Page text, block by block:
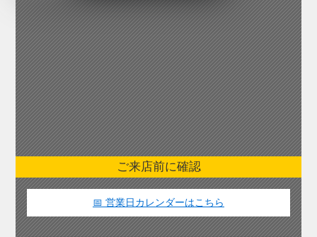
ご来店前に確認
📅 営業日カレンダーはこちら